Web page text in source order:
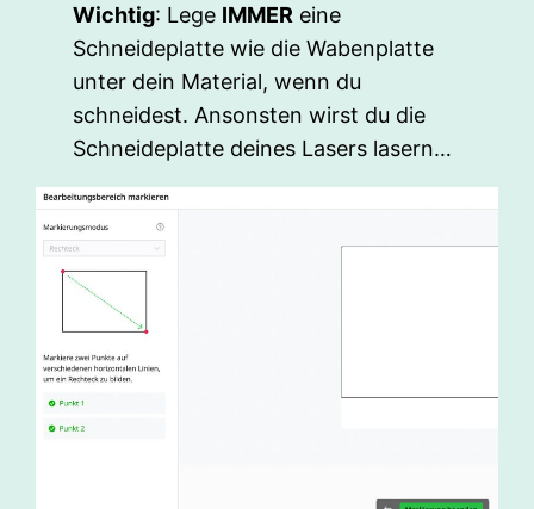
Wichtig: Lege IMMER eine
Schneideplatte wie die Wabenplatte
unter dein Material, wenn du
schneidest. Ansonsten wirst du die
Schneideplatte deines Lasers lasern…